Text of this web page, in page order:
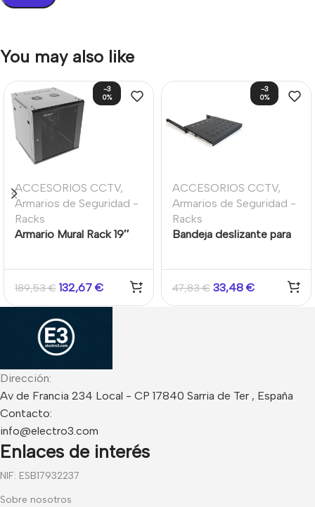
You may also like
-3
0%
ACCESORIOS CCTV,
Armarios de Seguridad -
Racks
Armario Mural Rack 19″
189,53€ 132,67 €
-3
0%
ACCESORIOS CCTV,
Armarios de Seguridad -
Racks
Bandeja deslizante para
47,83€ 33,48 €
Dirección:
Av de Francia 234 Local - CP 17840 Sarria de Ter , España
Contacto:
info@electro3.com
Enlaces de interés
NIF: ESB17932237
Sobre nosotros